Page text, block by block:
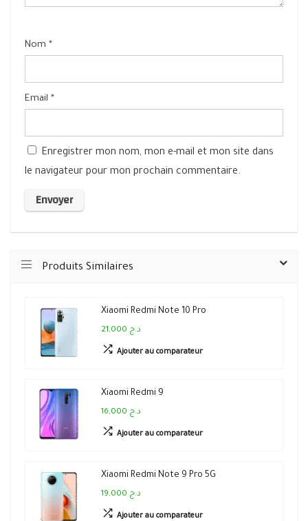
Nom *
Email *
Enregistrer mon nom, mon e-mail et mon site dans
le navigateur pour mon prochain commentaire.
Produits Similaires
Xiaomi Redmi Note 10 Pro
21,000 د.ج
Ajouter au comparateur
Xiaomi Redmi 9
16,000 د.ج
Ajouter au comparateur
Xiaomi Redmi Note 9 Pro 5G
19,000 د.ج
Ajouter au comparateur